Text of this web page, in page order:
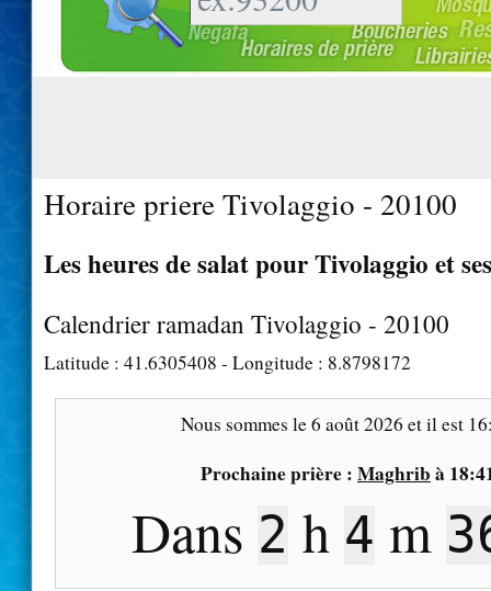
Horaire priere Tivolaggio - 20100
Les heures de salat pour Tivolaggio et
Calendrier ramadan Tivolaggio - 20100
Latitude : 41.6305408 - Longitude : 8.8798172
Nous sommes le6 août 2026 et il est
Prochaine prière : Maghrib à
Dans 2 h 4 m